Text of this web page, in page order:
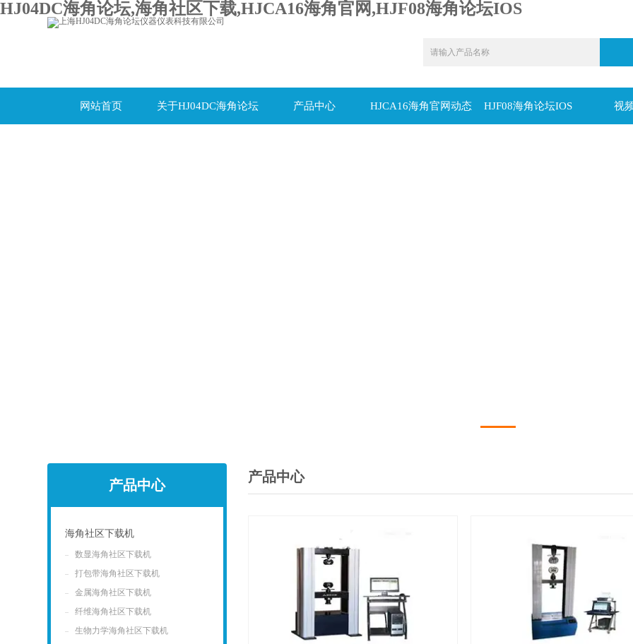
HJ04DC海角论坛,海角社区下载,HJCA16海角官网,HJF08海角论坛IOS
网站首页 关于HJ04DC海角论坛 产品中心 HJCA16海角官网动态 HJF08海角论坛IOS 视
产品中心
海角社区下载机
数显海角社区下载机
打包带海角社区下载机
金属海角社区下载机
纤维海角社区下载机
生物力学海角社区下载机
产品中心